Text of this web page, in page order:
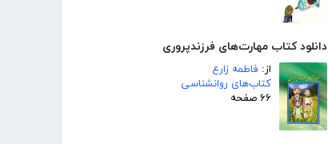
دانلود کتاب مهارت‌های فرزندپروری
از: فاطمه زارع
کتاب‌های روانشناسی
۶۶ صفحه